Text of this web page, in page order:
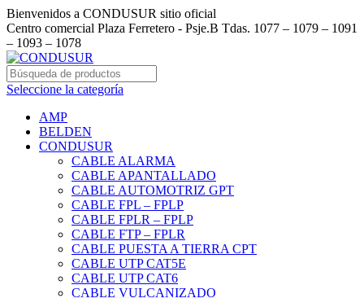
Bienvenidos a CONDUSUR sitio oficial
Centro comercial Plaza Ferretero - Psje.B Tdas. 1077 – 1079 – 1091
– 1093 – 1078
Seleccione la categoría
AMP
BELDEN
CONDUSUR
CABLE ALARMA
CABLE APANTALLADO
CABLE AUTOMOTRIZ GPT
CABLE FPL – FPLP
CABLE FPLR – FPLP
CABLE FTP – FPLR
CABLE PUESTA A TIERRA CPT
CABLE UTP CAT5E
CABLE UTP CAT6
CABLE VULCANIZADO